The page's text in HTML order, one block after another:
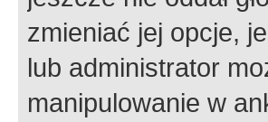
zmieniać jej opcje,
lub administrator
manipulowanie w